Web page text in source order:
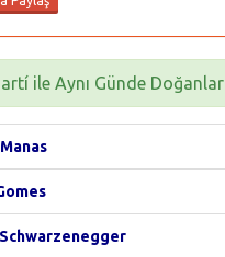
ile Aynı Günde Doğanlar